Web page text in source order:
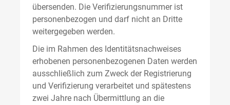
übersenden. Die Verifizierungsnummer ist
personenbezogen und darf nicht an Dritte
weitergegeben werden.
Die im Rahmen des Identitätsnachweises
erhobenen personenbezogenen Daten werden
ausschließlich zum Zweck der Registrierung
und Verifizierung verarbeitet und spätestens
zwei Jahre nach Übermittlung an die